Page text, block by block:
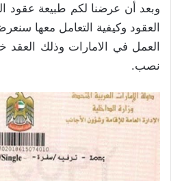
وبعد أن عرضنا لكم طبيعة عقود
العقود وكيفية التعامل معها
العمل في الامارات وذلك
نصب.